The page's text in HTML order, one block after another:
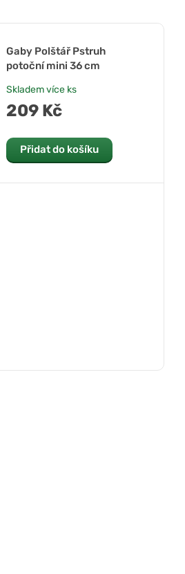
Gaby Polštář Pstruh
potoční mini 36 cm
Sklademvíce ks
209 Kč
Přidat do košíku